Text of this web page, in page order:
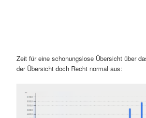
Zeit für eine schonungslose Übersicht über
der Übersicht doch Recht normal aus: